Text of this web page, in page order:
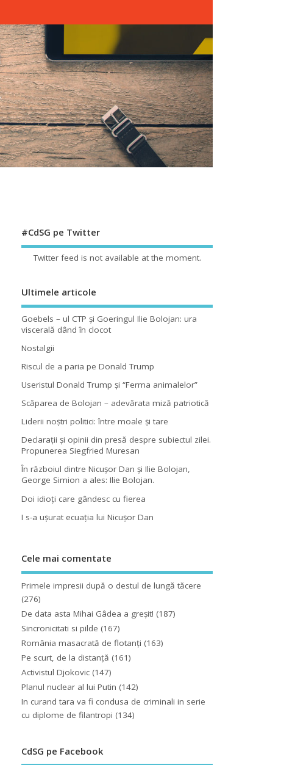
#CdSG pe Twitter
Twitter feed is not available at the moment.
Ultimele articole
Goebels – ul CTP şi Goeringul Ilie Bolojan: ura
viscerală dând în clocot
Nostalgii
Riscul de a paria pe Donald Trump
Useristul Donald Trump şi “Ferma animalelor”
Scăparea de Bolojan – adevărata miză patriotică
Liderii noştri politici: între moale şi tare
Declaraţii şi opinii din presă despre subiectul zilei.
Propunerea Siegfried Muresan
În războiul dintre Nicuşor Dan şi Ilie Bolojan,
George Simion a ales: Ilie Bolojan.
Doi idioţi care gândesc cu fierea
I s-a uşurat ecuaţia lui Nicuşor Dan
Cele mai comentate
Primele impresii după o destul de lungă tăcere
(276)
De data asta Mihai Gâdea a greşit! (187)
Sincronicitati si pilde (167)
România masacrată de flotanţi (163)
Pe scurt, de la distanță (161)
Activistul Djokovic (147)
Planul nuclear al lui Putin (142)
In curand tara va fi condusa de criminali in serie
cu diplome de filantropi (134)
CdSG pe Facebook